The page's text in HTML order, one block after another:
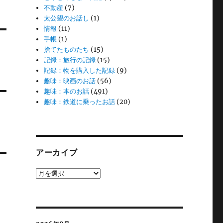
不動産 (7)
太公望のお話し (1)
情報 (11)
手帳 (1)
捨てたものたち (15)
記録：旅行の記録 (15)
記録：物を購入した記録 (9)
趣味：映画のお話 (56)
趣味：本のお話 (491)
趣味：鉄道に乗ったお話 (20)
アーカイブ
ア